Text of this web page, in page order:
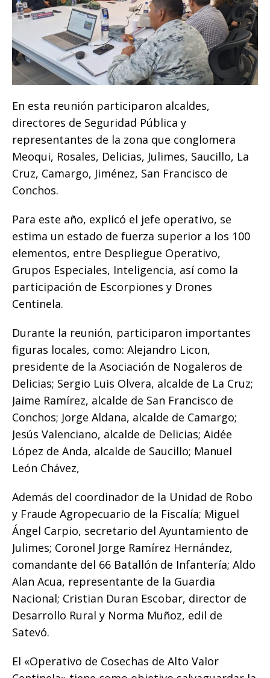
En esta reunión participaron alcaldes,
directores de Seguridad Pública y
representantes de la zona que conglomera
Meoqui, Rosales, Delicias, Julimes, Saucillo, La
Cruz, Camargo, Jiménez, San Francisco de
Conchos.
Para este año, explicó el jefe operativo, se
estima un estado de fuerza superior a los 100
elementos, entre Despliegue Operativo,
Grupos Especiales, Inteligencia, así como la
participación de Escorpiones y Drones
Centinela.
Durante la reunión, participaron importantes
figuras locales, como: Alejandro Licon,
presidente de la Asociación de Nogaleros de
Delicias; Sergio Luis Olvera, alcalde de La Cruz;
Jaime Ramírez, alcalde de San Francisco de
Conchos; Jorge Aldana, alcalde de Camargo;
Jesús Valenciano, alcalde de Delicias; Aidée
López de Anda, alcalde de Saucillo; Manuel
León Chávez,
Además del coordinador de la Unidad de Robo
y Fraude Agropecuario de la Fiscalía; Miguel
Ángel Carpio, secretario del Ayuntamiento de
Julimes; Coronel Jorge Ramírez Hernández,
comandante del 66 Batallón de Infantería; Aldo
Alan Acua, representante de la Guardia
Nacional; Cristian Duran Escobar, director de
Desarrollo Rural y Norma Muñoz, edil de
Satevó.
El «Operativo de Cosechas de Alto Valor